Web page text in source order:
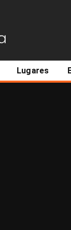
Lugares